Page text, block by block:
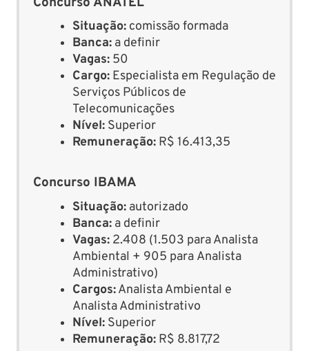
Situação: comissão formada
Banca: a definir
Vagas: 50
Cargo: Especialista em Regulação de
Serviços Públicos de
Telecomunicações
Nível: Superior
Remuneração: R$ 16.413,35
Concurso IBAMA
Situação: autorizado
Banca: a definir
Vagas: 2.408 (1.503 para Analista
Ambiental + 905 para Analista
Administrativo)
Cargos:Analista Ambiental e
Analista Administrativo
Nível: Superior
Remuneração: R$ 8.817,72